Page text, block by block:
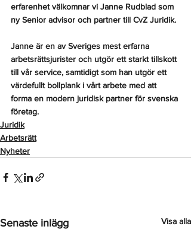
erfarenhet välkomnar vi Janne Rudblad som
ny Senior advisor och partner till CvZ Juridik.
Janne är en av Sveriges mest erfarna
arbetsrättsjurister och utgör ett starkt tillskott
till vår service, samtidigt som han utgör ett
värdefullt bollplank i vårt arbete med att
forma en modern juridisk partner för svenska
företag.
Juridik
Arbetsrätt
Nyheter
Senaste inlägg Visa alla